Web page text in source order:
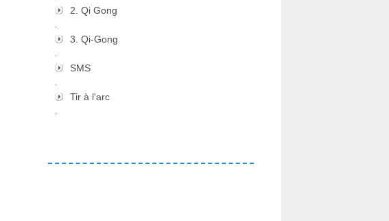
2. Qi Gong
.
3. Qi-Gong
.
SMS
.
Tir à l'arc
.